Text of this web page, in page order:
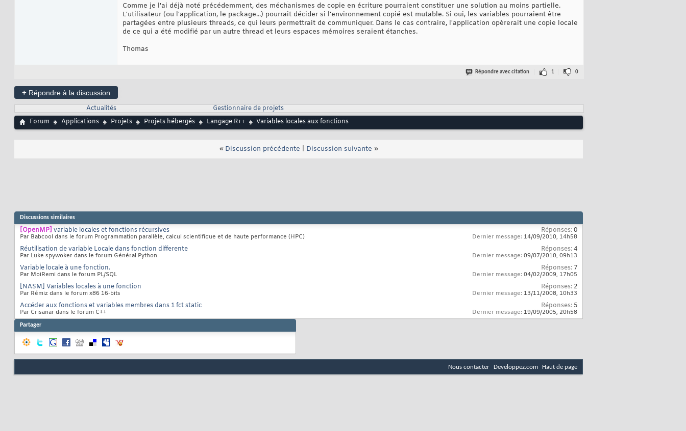
Comme je l'ai déjà noté précédemment, des méchanismes de copie en écriture pourraient constituer une solution au moins partielle.
L'utilisateur (ou l'application, le package...) pourrait décider si l'environnement copié est mutable. Si oui, les variables pourraient être
partagées entre plusieurs threads, ce qui leurs permettrait de communiquer. Dans le cas contraire, l'application opèrerait une copie locale
de ce qui a été modifié par un autre thread et leurs espaces mémoires seraient étanches.
Thomas
Répondre avec citation 1 0
+ Répondre à la discussion
Actualités
Gestionnaire de projets
Forum
Applications Projets Projets hébergés Langage R++ Variables locales aux fonctions
« Discussion précédente Discussion suivante »
Discussions similaires
[OpenMP] variable locales et fonctions récursives
Par Babcool dans le forum Programmation parallèle, calcul scientifique et de haute performance (HPC)
Réponses:0
Dernier message: 14/09/2010, 14h58
Réutilisation de variable Locale dans fonction differente
Par Luke spywoker dans le forum Général Python
Réponses:4
Dernier message: 09/07/2010, 09h13
Variable locale à une fonction.
Par MoiRemi dans le forum PL/SQL
Réponses: 7
Dernier message: 04/02/2009, 17h05
[NASM] Variables locales à une fonction
Par Rémiz dans le forum x86 16-bits
Réponses: 2
Dernier message: 13/11/2008, 10h33
Accéder aux fonctions et variables membres dans 1 fct static
Par Crisanar dans le forum C++
Réponses: 5
Dernier message: 19/09/2005, 20h58
Partager
Nous contacter Developpez.com Haut de page